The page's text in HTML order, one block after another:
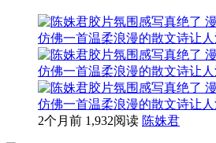
2个月前 1,932阅读 陈姝君